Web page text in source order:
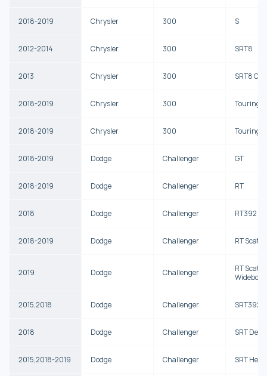
2018-2019 Chrysler 300 S
2012-2014 Chrysler 300 SRT8
2013 Chrysler 300 SRT8
2018-2019 Chrysler 300 Touring
2018-2019 Chrysler 300 Touring L
2018-2019 Dodge Challenger GT
2018-2019 Dodge Challenger RT
2018 Dodge Challenger RT392
2018-2019 Dodge Challenger RT Scat
2019 Dodge Challenger
RT Scat
Widebody
2015,2018 Dodge Challenger SRT392
2018 Dodge Challenger SRT
2015,2018-2019 Dodge Challenger SRT